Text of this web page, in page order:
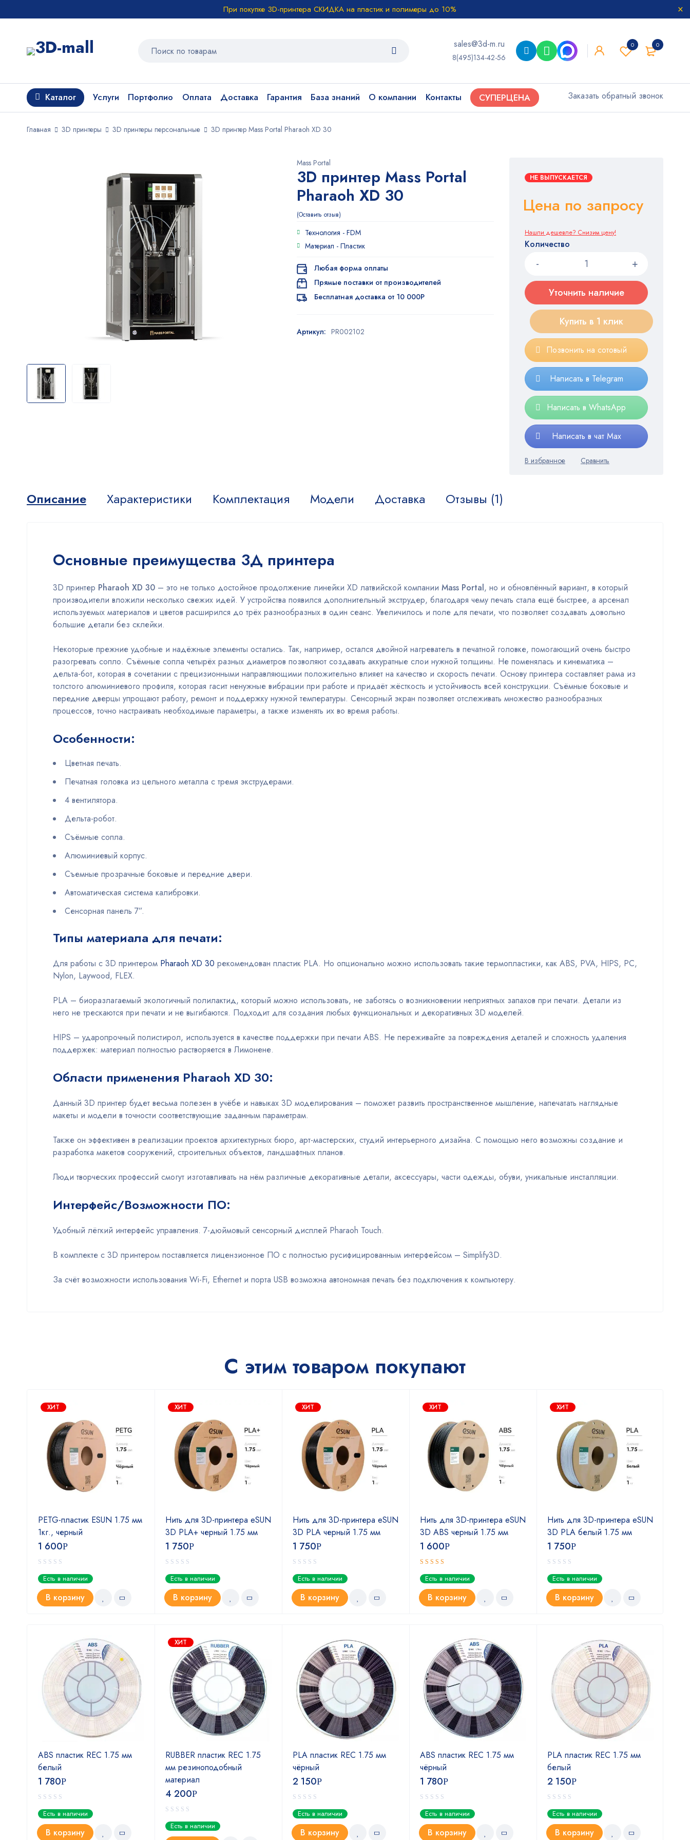
При покупке 3D-принтера СКИДКА на пластик и полимеры до 10%
0
0
sales@3d-m.ru
8(495)134-42-56
Каталог Услуги Портфолио Оплата Доставка Гарантия База знаний О компании Контакты СУПЕРЦЕНА Заказать обратный звонок
Главная 3D принтеры 3D принтеры персональные 3D принтер Mass Portal Pharaoh XD 30
Mass Portal
3D принтер Mass Portal
Pharaoh XD 30
Оставить отзыв
Технология - FDM
Материал - Пластик
НЕ ВЫПУСКАЕТСЯ
Цена по запросу
Нашли дешевле? Снизим цену!
Количество
Уточнить наличие
Купить в 1 клик
Позвонить на сотовый
Написать в Telegram
Написать в WhatsApp
Написать в чат Max
Любая форма оплаты
Прямые поставки от производителей
Бесплатная доставка от 10 000Р
Артикул: PR002102
Описание Характеристики Комплектация Модели Доставка Отзывы (1)
Основные преимущества 3Д принтера
3D принтер Pharaoh XD 30 – это не только достойное продолжение линейки XD латвийской компании Mass Portal, но и обновлённый вариант, в который
производители вложили несколько свежих идей. У устройства появился дополнительный экструдер, благодаря чему печать стала ещё быстрее, а арсенал
используемых материалов и цветов расширился до трёх разнообразных в один сеанс. Увеличилось и поле для печати, что позволяет создавать довольно
большие детали без склейки.
Некоторые прежние удобные и надёжные элементы остались. Так, например, остался двойной нагреватель в печатной головке, помогающий очень быстро
разогревать сопло. Съёмные сопла четырёх разных диаметров позволяют создавать аккуратные слои нужной толщины. Не поменялась и кинематика –
дельта-бот, которая в сочетании с прецизионными направляющими положительно влияет на качество и скорость печати. Основу принтера составляет рама из
толстого алюминиевого профиля, которая гасит ненужные вибрации при работе и придаёт жёсткость и устойчивость всей конструкции. Съёмные боковые и
передние дверцы упрощают работу, ремонт и поддержку нужной температуры. Сенсорный экран позволяет отслеживать множество разнообразных
процессов, точно настраивать необходимые параметры, а также изменять их во время работы.
Особенности:
Цветная печать.
Печатная головка из цельного металла с тремя экструдерами.
4 вентилятора.
Дельта-робот.
Съёмные сопла.
Алюминиевый корпус.
Съемные прозрачные боковые и передние двери.
Автоматическая система калибровки.
Сенсорная панель 7”.
Типы материала для печати:
Для работы с 3D принтером Pharaoh ХD 30 рекомендован пластик PLA. Но опционально можно использовать такие термопластики, как ABS, PVA, HIPS, PC,
Nylon, Laywood, FLEX.
PLA – биоразлагаемый экологичный полилактид, который можно использовать, не заботясь о возникновении неприятных запахов при печати. Детали из
него не трескаются при печати и не выгибаются. Подходит для создания любых функциональных и декоративных 3D моделей.
HIPS – ударопрочный полистирол, используется в качестве поддержки при печати ABS. Не переживайте за повреждения деталей и сложность удаления
поддержек: материал полностью растворяется в Лимонене.
Области применения Pharaoh XD 30:
Данный 3D принтер будет весьма полезен в учёбе и навыках 3D моделирования – поможет развить пространственное мышление, напечатать наглядные
макеты и модели в точности соответствующие заданным параметрам.
Также он эффективен в реализации проектов архитектурных бюро, арт-мастерских, студий интерьерного дизайна. С помощью него возможны создание и
разработка макетов сооружений, строительных объектов, ландшафтных планов.
Люди творческих профессий смогут изготавливать на нём различные декоративные детали, аксессуары, части одежды, обуви, уникальные инсталляции.
Интерфейс/Возможности ПО:
Удобный лёгкий интерфейс управления. 7-дюймовый сенсорный дисплей Pharaoh Touch.
В комплекте с 3D принтером поставляется лицензионное ПО с полностью русифицированным интерфейсом – Simplify3D.
За счёт возможности использования Wi-Fi, Ethernet и порта USB возможна автономная печать без подключения к компьютеру.
С этим товаром покупают
ХИТ
PETG-пластик ESUN 1.75 мм
1кг., черный
1 600Р
Есть в наличии
В корзину
ХИТ
Нить для 3D-принтера eSUN
3D PLA+ черный 1.75 мм
1 750Р
Есть в наличии
В корзину
ХИТ
Нить для 3D-принтера eSUN
3D PLA черный 1.75 мм
1 750Р
Есть в наличии
В корзину
ХИТ
Нить для 3D-принтера eSUN
3D ABS черный 1.75 мм
1 600Р
Оценка
5.00из 5
Есть в наличии
В корзину
ХИТ
Нить для 3D-принтера eSUN
3D PLA белый 1.75 мм
1 750Р
Есть в наличии
В корзину
ABS пластик REC 1.75 мм
белый
1 780Р
Есть в наличии
В корзину
ХИТ
RUBBER пластик REC 1.75
мм резиноподобный
материал
4 200Р
Есть в наличии
PLA пластик REC 1.75 мм
чёрный
2 150Р
Есть в наличии
В корзину
ABS пластик REC 1.75 мм
чёрный
1 780Р
Есть в наличии
В корзину
PLA пластик REC 1.75 мм
белый
2 150Р
Есть в наличии
В корзину